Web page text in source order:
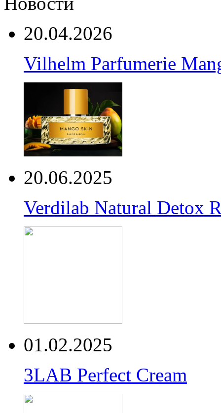
20.04.2026
Vilhelm Parfumerie
20.06.2025
Verdilab Natural Detox
01.02.2025
3LAB Perfect Cream